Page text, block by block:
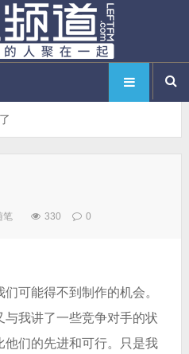
笔 330 0
可能得不到制作的机会。
与我讲了一些竞争对手的状
他们的先进和可行。只是我